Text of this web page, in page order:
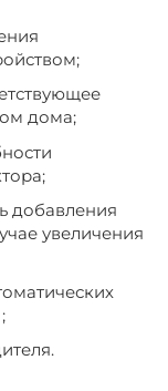
дома;
добавления
увеличения